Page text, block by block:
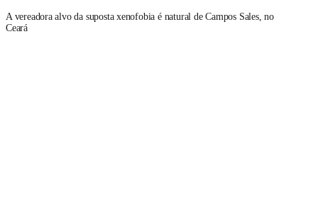
A vereadora alvo da suposta xenofobia é natural de Campos Sales, no
Ceará